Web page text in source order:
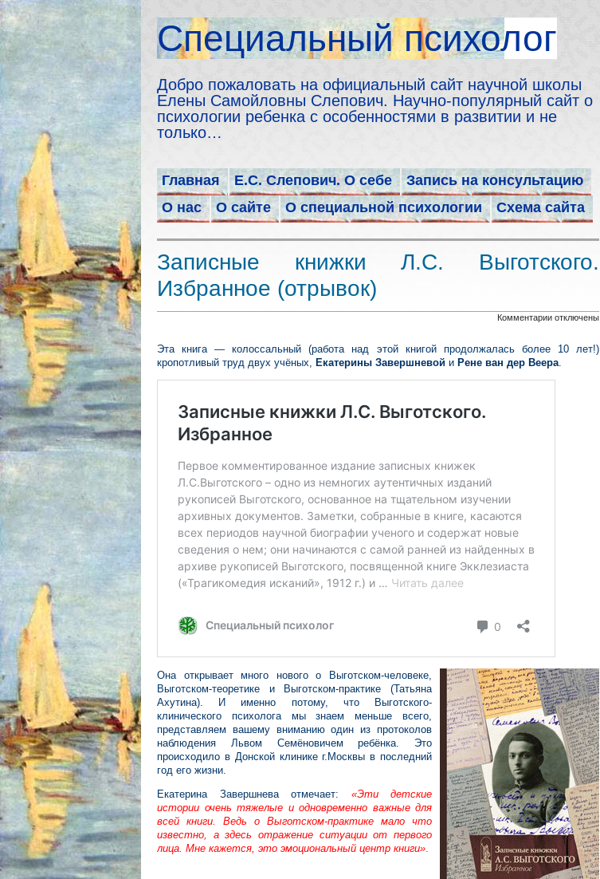
Cпециальный психолог
Добро пожаловать на официальный сайт научной школы
Елены Самойловны Слепович. Научно-популярный сайт о
психологии ребенка с особенностями в развитии и не
только…
Главная Е.С. Слепович. О себе
Запись на консультацию
О нас
О сайте О специальной психологии Схема сайта
Записные книжки Л.С. Выготского.
Избранное (отрывок)
Комментариик
книжки
отключены
Эта книга — колоссальный (работа над этой книгой продолжалась более 10 лет!)
кропотливый труд двух учёных, Екатерины Завершневой и Рене ван дер Веера.
Она открывает много нового о Выготском-человеке,
Выготском-теоретике и Выготском-практике (Татьяна
Ахутина). И именно потому, что Выготского-
клинического психолога мы знаем меньше всего,
представляем вашему вниманию один из протоколов
наблюдения Львом Семёновичем ребёнка. Это
происходило в Донской клинике г.Москвы в последний
год его жизни.
Екатерина Завершнева отмечает: «Эти детские
истории очень тяжелые и одновременно важные для
всей книги. Ведь о Выготском-практике мало что
известно, а здесь отражение ситуации от первого
лица. Мне кажется, это эмоциональный центр книги»